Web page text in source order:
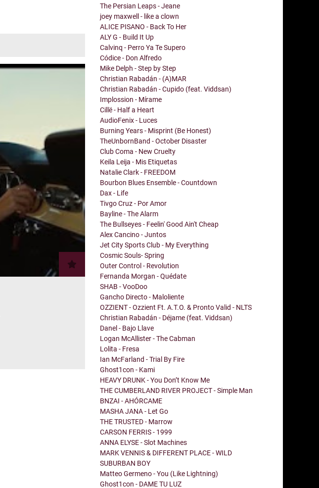
The Persian Leaps - Jeane
joey maxwell - like a clown
ALICE PISANO - Back To Her
ALY G - Build It Up
Calvinq - Perro Ya Te Supero
Códice - Don Alfredo
Mike Delph - Step by Step
Christian Rabadán - (A)MAR
Christian Rabadán - Cupido (feat. Viddsan)
Implossion - Mírame
Cillë - Half a Heart
AudioFenix - Luces
Burning Years - Misprint (Be Honest)
TheUnbornBand - October Disaster
Club Coma - New Cruelty
Keila Leija - Mis Etiquetas
Natalie Clark - FREEDOM
Bourbon Blues Ensemble - Countdown
Dax - Life
Tivgo Cruz - Por Amor
Bayline - The Alarm
The Bullseyes - Feelin' Good Ain't Cheap
Alex Cancino - Juntos
Jet City Sports Club - My Everything
Cosmic Souls- Spring
Outer Control - Revolution
Fernanda Morgan - Quédate
SHAB - VooDoo
Gancho Directo - Maloliente
OZZIENT - Ozzient Ft. A.T.O. & Pronto Valid - NLTS
Christian Rabadán - Déjame (feat. Viddsan)
Danel - Bajo Llave
Logan McAllister - The Cabman
Lolita - Fresa
Ian McFarland - Trial By Fire
Ghost1con - Kami
HEAVY DRUNK - You Don’t Know Me
THE CUMBERLAND RIVER PROJECT - Simple Man
BNZAI - AHÓRCAME
MASHA JANA - Let Go
THE TRUSTED - Marrow
CARSON FERRIS - 1999
ANNA ELYSE - Slot Machines
MARK VENNIS & DIFFERENT PLACE - WILD
SUBURBAN BOY
Matteo Germeno - You (Like Lightning)
Ghost1con - DAME TU LUZ